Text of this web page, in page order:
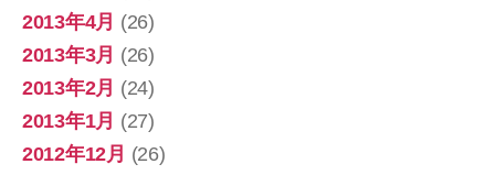
2013年4月 (26)
2013年3月 (26)
2013年2月 (24)
2013年1月 (27)
2012年12月 (26)